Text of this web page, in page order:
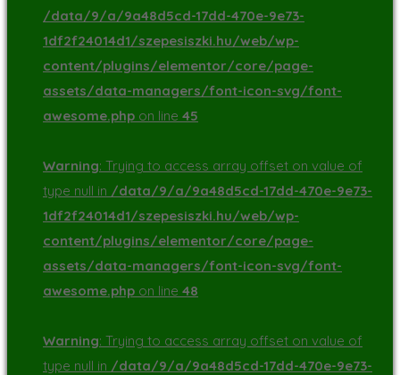
/data/9/a/9a48d5cd-17dd-470e-9e73-
1df2f24014d1/szepesiszki.hu/web/wp-
content/plugins/elementor/core/page-
assets/data-managers/font-icon-svg/font-
awesome.php on line 45
Warning: Trying to access array offset on value of
type null in /data/9/a/9a48d5cd-17dd-470e-9e73-
1df2f24014d1/szepesiszki.hu/web/wp-
content/plugins/elementor/core/page-
assets/data-managers/font-icon-svg/font-
awesome.php on line 48
Warning: Trying to access array offset on value of
type null in /data/9/a/9a48d5cd-17dd-470e-9e73-